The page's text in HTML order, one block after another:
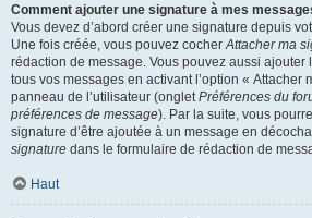
Comment ajouter une signature à mes
Vous devez d’abord créer une signature depuis
Une fois créée, vous pouvez cocherAttacher ma
rédaction de message. Vous pouvez aussi ajouter
tous vos messages en activant l’option « Attacher
panneau de l’utilisateur (ongletPréférences du
préférences de message). Par la suite, vous
signature d’être ajoutée à un message en
signature dans le formulaire de rédaction de
Haut